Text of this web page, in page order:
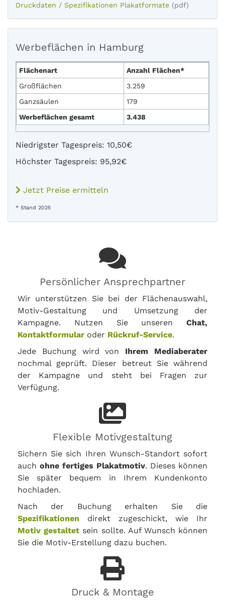
Druckdaten / Spezifikationen Plakatformate (pdf)
Werbeflächen in Hamburg
Flächenart
Anzahl Flächen*
Großflächen
3.259
Ganzsäulen
179
Werbeflächen gesamt
3.438
Niedrigster Tagespreis: 10,50€
Höchster Tagespreis: 95,92€
Jetzt Preise ermitteln
* Stand 2025
Persönlicher Ansprechpartner
Wir unterstützen Sie bei der Flächenauswahl,
Motiv-Gestaltung und Umsetzung der
Kampagne. Nutzen Sie unseren Chat,
Kontaktformular oder Rückruf-Service.
Jede Buchung wird von Ihrem Mediaberater
nochmal geprüft. Dieser betreut Sie während
der Kampagne und steht bei Fragen zur
Verfügung.
Flexible Motivgestaltung
Sichern Sie sich Ihren Wunsch-Standort sofort
auch ohne fertiges Plakatmotiv. Dieses können
Sie später bequem in Ihrem Kundenkonto
hochladen.
Nach der Buchung erhalten Sie die
Spezifikationen direkt zugeschickt, wie Ihr
Motiv gestaltet sein sollte. Auf Wunsch können
Sie die Motiv-Erstellung dazu buchen.
Druck & Montage